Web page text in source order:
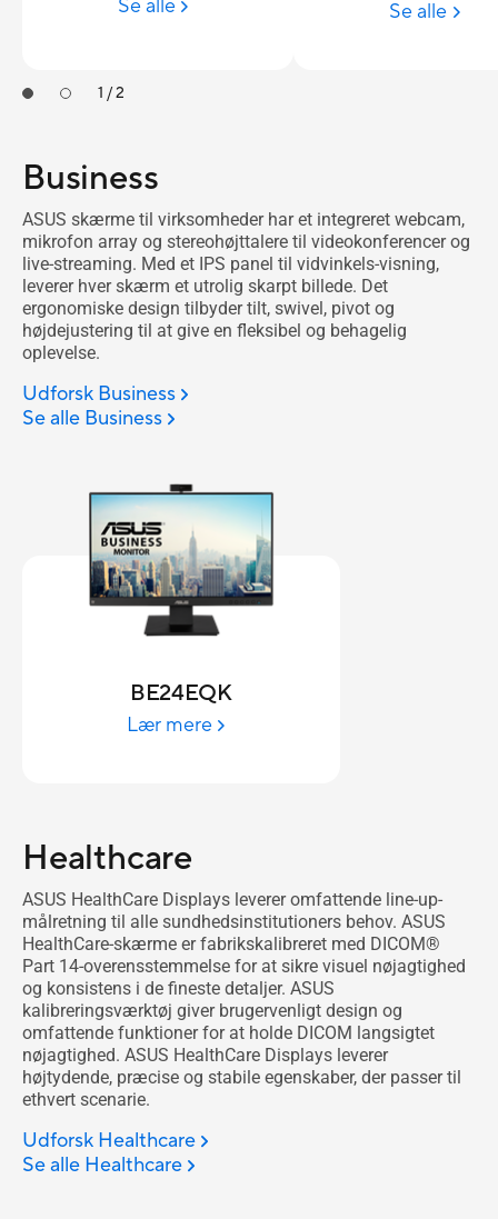
Se alle Se alle
1 / 2
Business
ASUS skærme til virksomheder har et integreret webcam,
mikrofon array og stereohøjttalere til videokonferencer og
live-streaming. Med et IPS panel til vidvinkels-visning,
leverer hver skærm et utrolig skarpt billede. Det
ergonomiske design tilbyder tilt, swivel, pivot og
højdejustering til at give en fleksibel og behagelig
oplevelse.
Udforsk Business
Se alle Business
BE24EQK
Lær mere
Healthcare
ASUS HealthCare Displays leverer omfattende line-up-
målretning til alle sundhedsinstitutioners behov. ASUS
HealthCare-skærme er fabrikskalibreret med DICOM®
Part 14-overensstemmelse for at sikre visuel nøjagtighed
og konsistens i de fineste detaljer. ASUS
kalibreringsværktøj giver brugervenligt design og
omfattende funktioner for at holde DICOM langsigtet
nøjagtighed. ASUS HealthCare Displays leverer
højtydende, præcise og stabile egenskaber, der passer til
ethvert scenarie.
Udforsk Healthcare
Se alle Healthcare